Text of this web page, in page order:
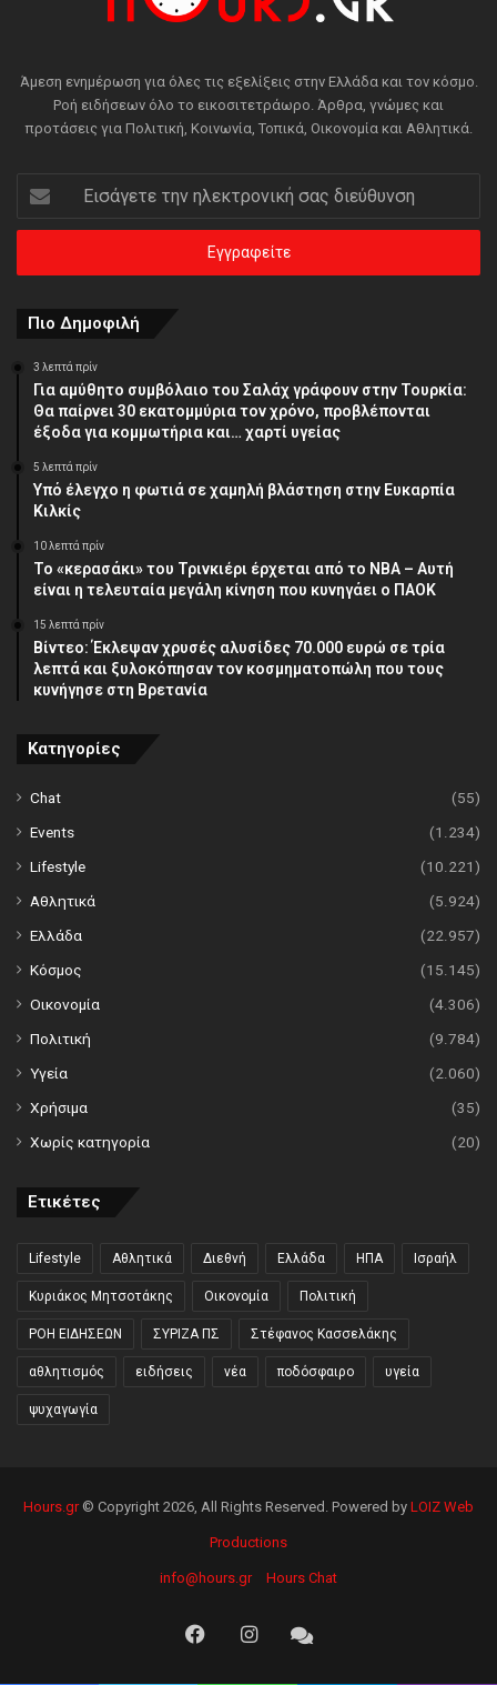
Άμεση ενημέρωση για όλες τις εξελίξεις στην Ελλάδα και τον κόσμο.
Ροή ειδήσεων όλο το εικοσιτετράωρο. Άρθρα, γνώμες και
προτάσεις για Πολιτική, Κοινωνία, Τοπικά, Οικονομία και Αθλητικά.
Εισάγετε
την
ηλεκτρονική
διεύθυνση
Πιο Δημοφιλή
3 λεπτά πρίν
Για αμύθητο συμβόλαιο του Σαλάχ γράφουν στην Τουρκία:
Θα παίρνει 30 εκατομμύρια τον χρόνο, προβλέπονται
έξοδα για κομμωτήρια και… χαρτί υγείας
5 λεπτά πρίν
Υπό έλεγχο η φωτιά σε χαμηλή βλάστηση στην Ευκαρπία
Κιλκίς
10 λεπτά πρίν
Το «κερασάκι» του Τρινκιέρι έρχεται από το NBA – Αυτή
είναι η τελευταία μεγάλη κίνηση που κυνηγάει ο ΠΑΟΚ
15 λεπτά πρίν
Βίντεο: Έκλεψαν χρυσές αλυσίδες 70.000 ευρώ σε τρία
λεπτά και ξυλοκόπησαν τον κοσμηματοπώλη που τους
κυνήγησε στη Βρετανία
Κατηγορίες
Chat
(55)
Events
(1.234)
Lifestyle
(10.221)
Αθλητικά
(5.924)
Ελλάδα
(22.957)
Κόσμος
(15.145)
Οικονομία
(4.306)
Πολιτική
(9.784)
Υγεία
(2.060)
Χρήσιμα
(35)
Χωρίς κατηγορία
(20)
Ετικέτες
Lifestyle Αθλητικά Διεθνή Ελλάδα ΗΠΑ Ισραήλ
Κυριάκος Μητσοτάκης Οικονομία Πολιτική
ΡΟΗ ΕΙΔΗΣΕΩΝ ΣΥΡΙΖΑ ΠΣ Στέφανος Κασσελάκης
αθλητισμός ειδήσεις νέα ποδόσφαιρο υγεία
ψυχαγωγία
Hours.gr© Copyright 2026, All Rights Reserved. Powered by LOIZ Web
Productions
info@hours.gr Hours Chat
FacebookInstagramHours